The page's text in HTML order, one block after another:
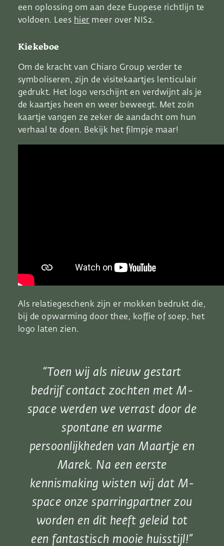
een oplossing om aan deze Euopese richtlijn te
voldoen. Lees hier meer over NIS2.
Kiekeboe
Om de kracht van Chiaro Group verder te
symboliseren, zijn de visitekaartjes lenticulair
gedrukt. Het logo verschijnt en verdwijnt als je
de kaartjes heen en weer beweegt. Met zoín
kaartje vangen ze zeker de aandacht om hun
verhaal te doen. Bekijk het filmpje maar!
Als relatiegeschenk zijn er mokken bedrukt die,
bij de opwarming door thee, koffie of soep, het
logo laten zien.
Toen wij als nieuw gestart
bedrijf contact zochten met M-
space werden we verrast door de
spontane en warme
persoonlijkheden van Maartje en
Marek. Na een eerste
kennismaking wisten wij dat M-
space onze sparringpartner zou
worden en dit heeft geleid tot
een fantastisch mooie huisstijl!